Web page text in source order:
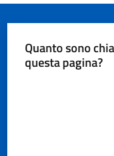
Quanto sono
questa pagina?